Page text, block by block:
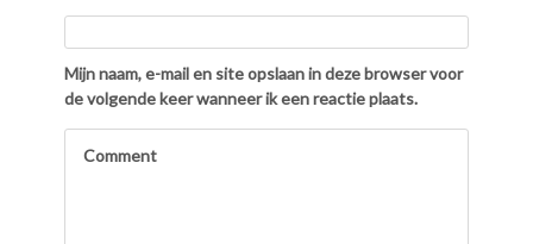
Mijn naam, e-mail en site opslaan in deze browser voor
de volgende keer wanneer ik een reactie plaats.